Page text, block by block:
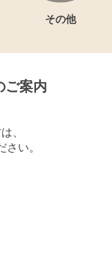
その他
ご案内
、
い。